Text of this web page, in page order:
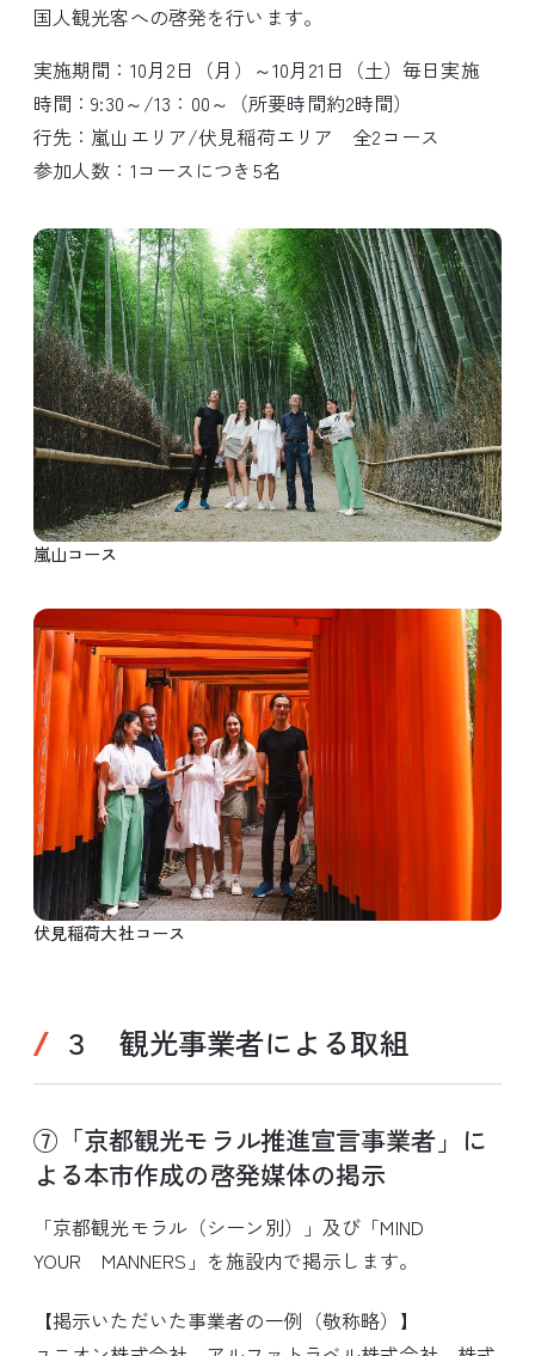
国人観光客への啓発を行います。
実施期間：10月2日（月）～10月21日（土）毎日実施
時間：9:30～/13：00～（所要時間約2時間）
行先：嵐山エリア/伏見稲荷エリア 全2コース
参加人数：1コースにつき5名
嵐山コース
伏見稲荷大社コース
３ 観光事業者による取組
⑦「京都観光モラル推進宣言事業者」に
よる本市作成の啓発媒体の掲示
「京都観光モラル（シーン別）」及び「MIND
YOUR MANNERS」を施設内で掲示します。
【掲示いただいた事業者の一例（敬称略）】